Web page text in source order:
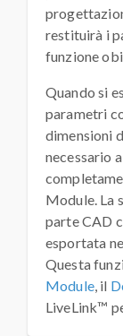
restituirà i
funzione
Quando si
parametri
dimensioni
necessario
Module. La
parte CAD
esportata
Questa
Module, il
LiveLink™